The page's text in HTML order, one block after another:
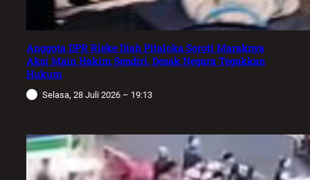
Anggota DPR Rieke Diah Pitaloka Soroti Maraknya
Aksi Main Hakim Sendiri, Desak Negara Tegakkan
Hukum
Selasa, 28 Juli 2026 – 19:13